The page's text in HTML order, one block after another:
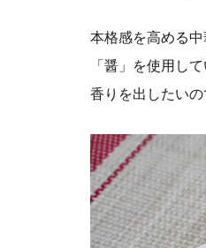
本格感を高める
「醤」を使用し
香りを出したい